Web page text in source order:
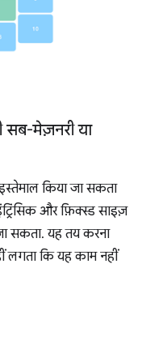
सब-मेज़नरी या
किया जा सकता
और फ़िक्स्ड साइज़
सकता. यह तय करना
लगता कि यह काम नहीं